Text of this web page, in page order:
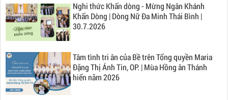
Nghi thức Khấn dòng - Mừng Ngân Khánh
Khấn Dòng | Dòng Nữ Đa Minh Thái Bình |
30.7.2026
Tâm tình tri ân của Bề trên Tổng quyền Maria
Đặng Thị Ánh Tin, OP. | Mùa Hồng ân Thánh
hiến năm 2026